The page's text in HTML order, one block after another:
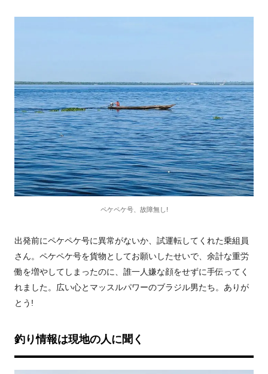
ペケペケ号、故障無し!
出発前にペケペケ号に異常がないか、試運転してくれた乗組員
さん。ペケペケ号を貨物としてお願いしたせいで、余計な重労
働を増やしてしまったのに、誰一人嫌な顔をせずに手伝ってく
れました。広い心とマッスルパワーのブラジル男たち。ありが
とう!
釣り情報は現地の人に聞く